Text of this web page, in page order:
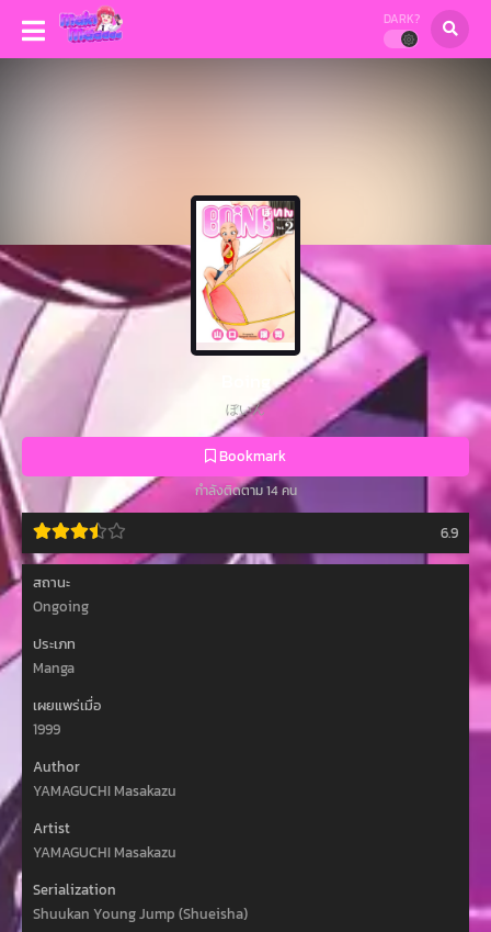
DARK?
ぼいん
Bookmark
กำลังติดตาม 14 คน
6.9
สถานะ
Ongoing
ประเภท
Manga
เผยแพร่เมื่อ
1999
Author
YAMAGUCHI Masakazu
Artist
YAMAGUCHI Masakazu
Serialization
Shuukan Young Jump (Shueisha)